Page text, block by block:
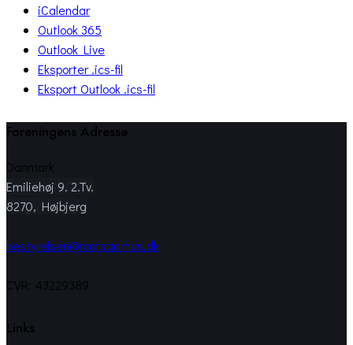
iCalendar
Outlook 365
Outlook Live
Eksporter .ics-fil
Eksport Outlook .ics-fil
Foreningens Adresse
Danmark
Emiliehøj 9. 2.Tv.
8270, Højbjerg
bestyrelsen@rootsaarhus.dk
CVR: 43229389
Links